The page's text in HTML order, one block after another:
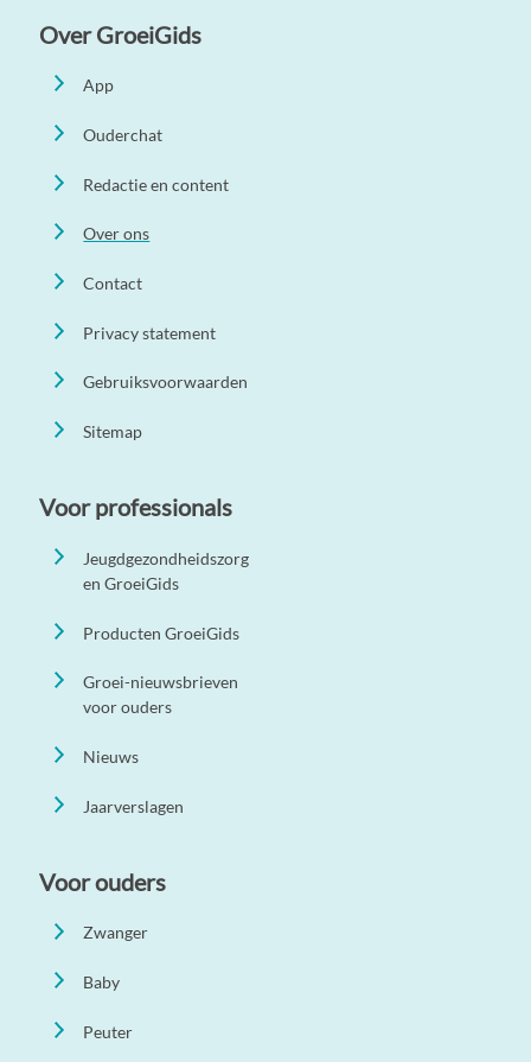
Over GroeiGids
App
Ouderchat
Redactie en content
Over ons
Contact
Privacy statement
Gebruiksvoorwaarden
Sitemap
Voor professionals
Jeugdgezondheidszorg
en GroeiGids
Producten GroeiGids
Groei-nieuwsbrieven
voor ouders
Nieuws
Jaarverslagen
Voor ouders
Zwanger
Baby
Peuter